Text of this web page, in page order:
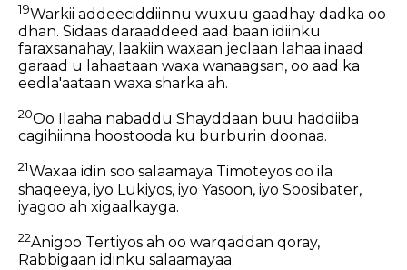
19Warkii addeeciddiinnu wuxuu gaadhay dadka oo
dhan. Sidaas daraaddeed aad baan idiinku
faraxsanahay, laakiin waxaan jeclaan lahaa inaad
garaad u lahaataan waxa wanaagsan, oo aad ka
eedla'aataan waxa sharka ah.
20Oo Ilaaha nabaddu Shayddaan buu haddiiba
cagihiinna hoostooda ku burburin doonaa.
21Waxaa idin soo salaamaya Timoteyos oo ila
shaqeeya, iyo Lukiyos, iyo Yasoon, iyo Soosibater,
iyagoo ah xigaalkayga.
22Anigoo Tertiyos ah oo warqaddan qoray,
Rabbigaan idinku salaamayaa.